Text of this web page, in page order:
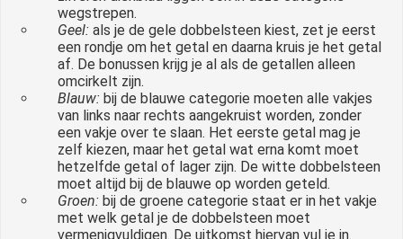
wegstrepen.
Geel:als je de gele dobbelsteen kiest, zet je eerst
een rondje om het getal en daarna kruis je het getal
af. De bonussen krijg je al als de getallen alleen
omcirkelt zijn.
Blauw:bij de blauwe categorie moeten alle vakjes
van links naar rechts aangekruist worden, zonder
een vakje over te slaan. Het eerste getal mag je
zelf kiezen, maar het getal wat erna komt moet
hetzelfde getal of lager zijn. De witte dobbelsteen
moet altijd bij de blauwe op worden geteld.
Groen:bij de groene categorie staat er in het vakje
met welk getal je de dobbelsteen moet
vermenigvuldigen. De uitkomst hiervan vul je in.